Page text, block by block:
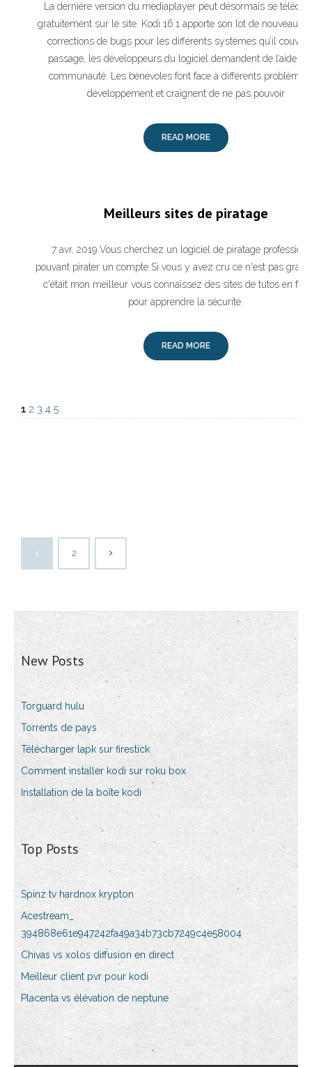
La dernière version du mediaplayer peut désormais se
gratuitement sur le site. Kodi 16.1 apporte son lot de
corrections de bugs pour les différents systèmes qu’il couvre.
passage, les développeurs du logiciel demandent de l’aide à
communauté. Les bénévoles font face à différents problèmes
développement et craignent de ne pas pouvoir
READ MORE
Meilleurs sites de piratage
7 avr. 2019 Vous cherchez un logiciel de piratage
pouvant pirater un compte Si vous y avez cru ce n'est pas
c'était mon meilleur vous connaissez des sites de tutos en
pour apprendre la sécurité
READ MORE
1 2 3 4 5
1 2
New Posts
Torguard hulu
Torrents de pays
Télécharger lapk sur firestick
Comment installer kodi sur roku box
Installation de la boîte kodi
Top Posts
Spinz tv hardnox krypton
Acestream_
394868e61e947242fa49a34b73cb7249c4e58004
Chivas vs xolos diffusion en direct
Meilleur client pvr pour kodi
Placenta vs élévation de neptune